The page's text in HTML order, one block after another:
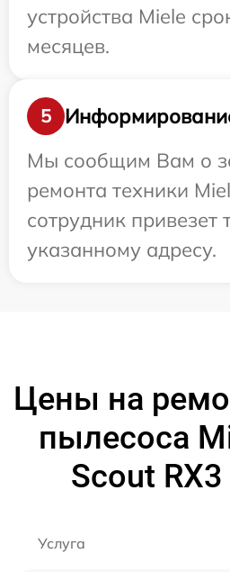
устройства Miele
месяцев.
5
Мы сообщим Вам о
ремонта техники
сотрудник привезет
указанному адресу.
Цены на
пылесоса
Scout
Услуга